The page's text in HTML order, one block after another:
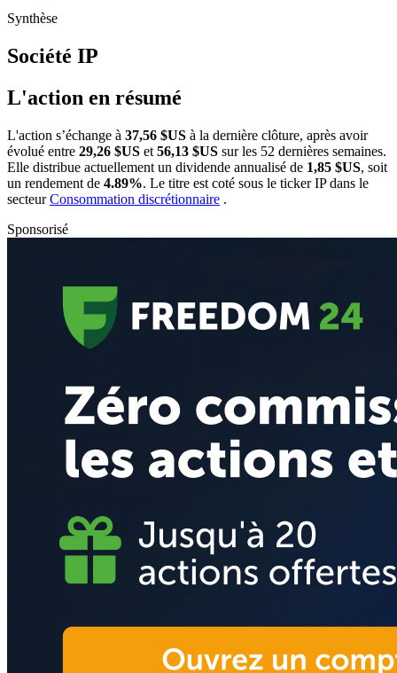
Synthèse
Société IP
L'action en résumé
L'action s’échange à 37,56 $US à la dernière clôture, après avoir
évolué entre 29,26 $US et 56,13 $US sur les 52 dernières semaines.
Elle distribue actuellement un dividende annualisé de 1,85 $US, soit
un rendement de 4.89%. Le titre est coté sous le tickerIPdans le
secteurConsommation discrétionnaire .
Sponsorisé